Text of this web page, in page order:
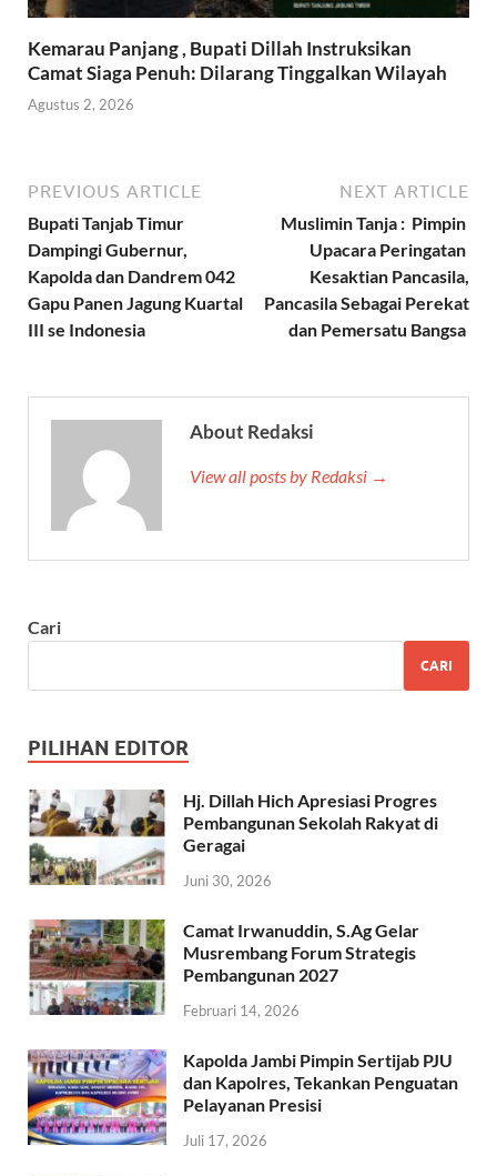
Kemarau Panjang , Bupati Dillah Instruksikan
Camat Siaga Penuh: Dilarang Tinggalkan Wilayah
Agustus 2, 2026
PREVIOUS ARTICLE
Bupati Tanjab Timur
Dampingi Gubernur,
Kapolda dan Dandrem 042
Gapu Panen Jagung Kuartal
III se Indonesia
NEXT ARTICLE
Muslimin Tanja : Pimpin
Upacara Peringatan
Kesaktian Pancasila,
Pancasila Sebagai Perekat
dan Pemersatu Bangsa
About Redaksi
View all posts by Redaksi →
Cari
CARI
PILIHAN EDITOR
Hj. Dillah Hich Apresiasi Progres
Pembangunan Sekolah Rakyat di
Geragai
Juni 30, 2026
Camat Irwanuddin, S.Ag Gelar
Musrembang Forum Strategis
Pembangunan 2027
Februari 14, 2026
Kapolda Jambi Pimpin Sertijab PJU
dan Kapolres, Tekankan Penguatan
Pelayanan Presisi
Juli 17, 2026